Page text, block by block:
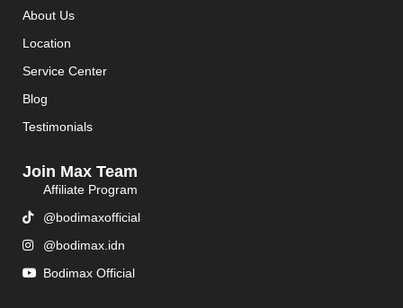
About Us
Location
Service Center
Blog
Testimonials
Join Max Team
Affiliate Program
@bodimaxofficial
@bodimax.idn
Bodimax Official